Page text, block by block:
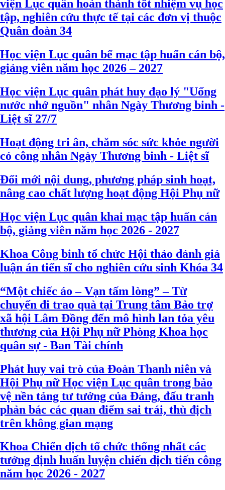
viện Lục quân hoàn thành tốt nhiệm vụ học
tập, nghiên cứu thực tế tại các đơn vị thuộc
Quân đoàn 34
Học viện Lục quân bế mạc tập huấn cán bộ,
giảng viên năm học 2026 – 2027
Học viện Lục quân phát huy đạo lý "Uống
nước nhớ nguồn" nhân Ngày Thương binh -
Liệt sĩ 27/7
Hoạt động tri ân, chăm sóc sức khỏe người
có công nhân Ngày Thương binh - Liệt sĩ
Đổi mới nội dung, phương pháp sinh hoạt,
nâng cao chất lượng hoạt động Hội Phụ nữ
Học viện Lục quân khai mạc tập huấn cán
bộ, giảng viên năm học 2026 - 2027
Khoa Công binh tổ chức Hội thảo đánh giá
luận án tiến sĩ cho nghiên cứu sinh Khóa 34
“Một chiếc áo – Vạn tấm lòng” – Từ
chuyến đi trao quà tại Trung tâm Bảo trợ
xã hội Lâm Đồng đến mô hình lan tỏa yêu
thương của Hội Phụ nữ Phòng Khoa học
quân sự - Ban Tài chính
Phát huy vai trò của Đoàn Thanh niên và
Hội Phụ nữ Học viện Lục quân trong bảo
vệ nền tảng tư tưởng của Đảng, đấu tranh
phản bác các quan điểm sai trái, thù địch
trên không gian mạng
Khoa Chiến dịch tổ chức thống nhất các
tưởng định huấn luyện chiến dịch tiến công
năm học 2026 - 2027